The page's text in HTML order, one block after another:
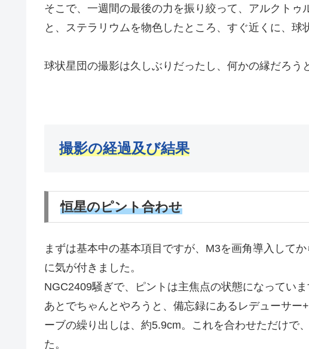
そこで、一週間の最後の力を振り絞って、アルクトゥ
と、ステラリウムを物色したところ、すぐ近くに、球
球状星団の撮影は久しぶりだったし、何かの縁だろう
撮影の経過及び結果
恒星のピント合わせ
まずは基本中の基本項目ですが、M3を画角導入して
に気が付きました。
NGC2409騒ぎで、ピントは主焦点の状態になっていま
あとでちゃんとやろうと、備忘録にあるレデューサ
ーブの繰り出しは、約5.9cm。これを合わせただけで
た。